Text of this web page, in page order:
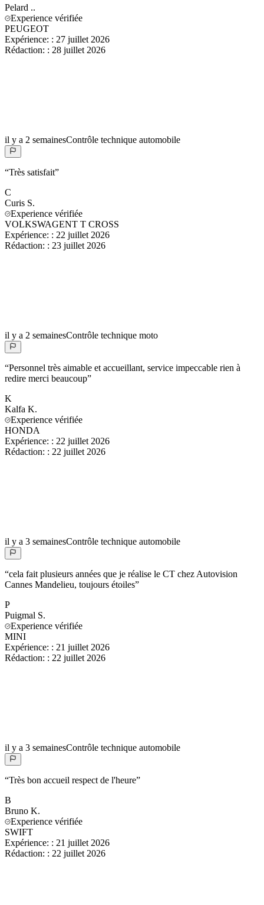
Pelard ..
Experience vérifiée
PEUGEOT
Expérience: : 27 juillet 2026
Rédaction: : 28 juillet 2026
il y a 2 semainesContrôle technique automobile
“Très satisfait”
C
Curis S.
Experience vérifiée
VOLKSWAGENT T CROSS
Expérience: : 22 juillet 2026
Rédaction: : 23 juillet 2026
il y a 2 semainesContrôle technique moto
“Personnel très aimable et accueillant, service impeccable rien à
redire merci beaucoup”
K
Kalfa K.
Experience vérifiée
HONDA
Expérience: : 22 juillet 2026
Rédaction: : 22 juillet 2026
il y a 3 semainesContrôle technique automobile
“cela fait plusieurs années que je réalise le CT chez Autovision
Cannes Mandelieu, toujours étoiles”
P
Puigmal S.
Experience vérifiée
MINI
Expérience: : 21 juillet 2026
Rédaction: : 22 juillet 2026
il y a 3 semainesContrôle technique automobile
“Très bon accueil respect de l'heure”
B
Bruno K.
Experience vérifiée
SWIFT
Expérience: : 21 juillet 2026
Rédaction: : 22 juillet 2026